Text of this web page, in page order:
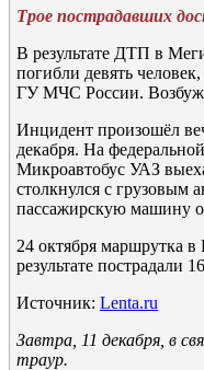
Трое пострадавших
В результате ДТП в
погибли девять человек,
ГУ МЧС России.
Инцидент произошёл
декабря. На
Микроавтобус УАЗ
столкнулся с грузовым
пассажирскую машину
24 октября маршрутка в
результате пострадали
Источник: Lenta.ru
Завтра, 11 декабря, в
траур.